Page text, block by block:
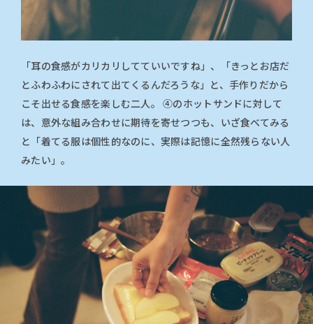
「耳の食感がカリカリしてていいですね」、「きっとお店だ
とふわふわにされて出てくるんだろうな」と、手作りだから
こそ出せる食感を楽しむ二人。 ④のホットサンドに対して
は、意外な組み合わせに期待を寄せつつも、いざ食べてみる
と「着てる服は個性的なのに、実際は記憶に全然残らない人
みたい」。